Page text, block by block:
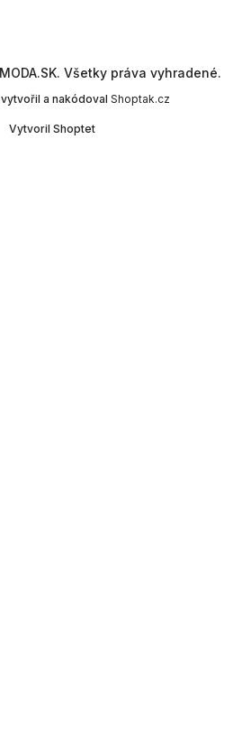
Vytvoril Shoptet
. Všetky práva vyhradené.
a nakódoval Shoptak.cz